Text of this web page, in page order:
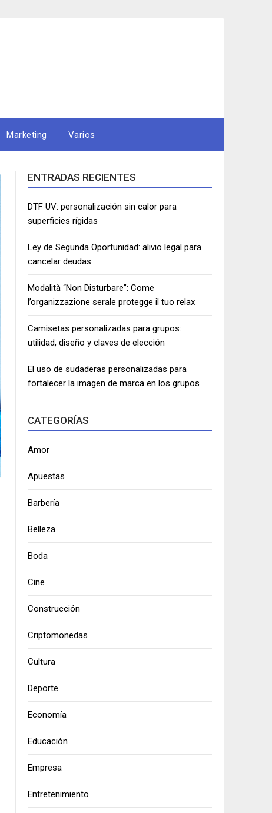
Marketing Varios
ENTRADAS RECIENTES
DTF UV: personalización sin calor para
superficies rígidas
Ley de Segunda Oportunidad: alivio legal para
cancelar deudas
Modalità “Non Disturbare”: Come
l’organizzazione serale protegge il tuo relax
Camisetas personalizadas para grupos:
utilidad, diseño y claves de elección
El uso de sudaderas personalizadas para
fortalecer la imagen de marca en los grupos
CATEGORÍAS
Amor
Apuestas
Barbería
Belleza
Boda
Cine
Construcción
Criptomonedas
Cultura
Deporte
Economía
Educación
Empresa
Entretenimiento